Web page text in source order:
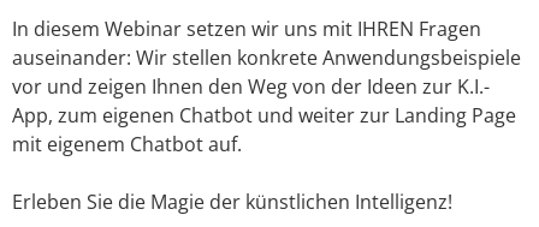
In diesem Webinar setzen wir uns mit IHREN Fragen
auseinander: Wir stellen konkrete Anwendungsbeispiele
vor und zeigen Ihnen den Weg von der Ideen zur K.I.-
App, zum eigenen Chatbot und weiter zur Landing Page
mit eigenem Chatbot auf.
Erleben Sie die Magie der künstlichen Intelligenz!